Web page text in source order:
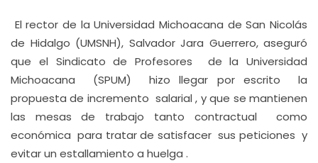
El rector de la Universidad Michoacana de San Nicolás
de Hidalgo (UMSNH), Salvador Jara Guerrero, aseguró
que el Sindicato de Profesores de la Universidad
Michoacana (SPUM) hizo llegar por escrito la
propuesta de incremento salarial , y que se mantienen
las mesas de trabajo tanto contractual como
económica para tratar de satisfacer sus peticiones y
evitar un estallamiento a huelga .